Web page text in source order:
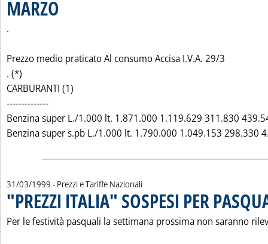
MARZO
.
Prezzo medio praticato Al consumo Accisa I.V.A. 29/3
. (*)
CARBURANTI (1)
--------------
Benzina super L./1.000 lt. 1.871.000 1.119.629 311.830
Benzina super s.pb L./1.000 lt. 1.790.000 1.049.153 298.330
31/03/1999 - Prezzi e Tariffe Nazionali
"PREZZI ITALIA" SOSPESI PER
Per le festività pasquali la settimana prossima non saranno